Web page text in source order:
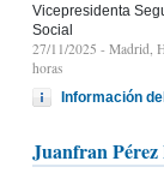
Vicepresidenta
Social
27/11/2025 - Madrid,
horas
Información
Juanfran